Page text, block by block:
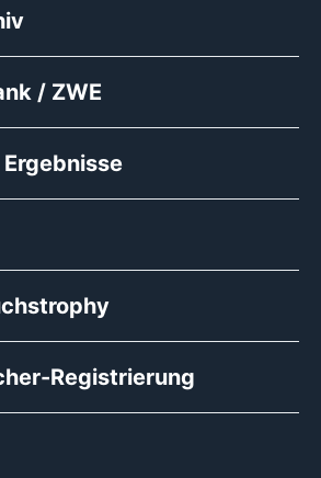
/ ZWE
Registrierung